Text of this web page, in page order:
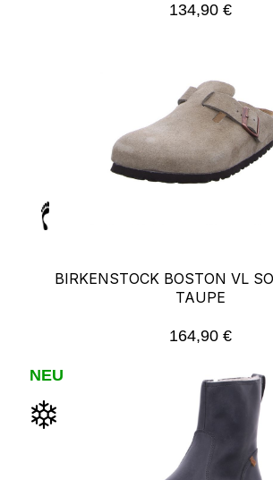
Regulärer Preis:
134,90 €
BIRKENSTOCK BOSTON VL
TAUPE
Regulärer Preis:
164,90 €
NEU